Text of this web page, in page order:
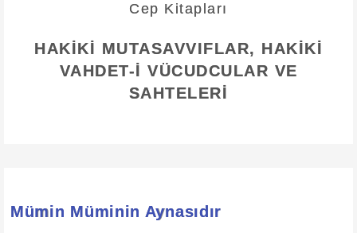
Cep Kitapları
HAKİKİ MUTASAVVIFLAR, HAKİKİ
VAHDET-İ VÜCUDCULAR VE
SAHTELERİ
Mümin Müminin Aynasıdır